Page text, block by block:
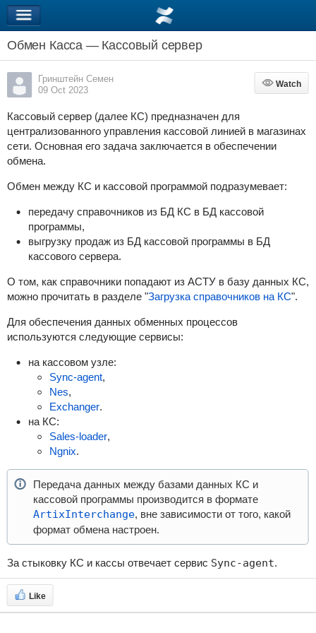
Обмен Касса — Кассовый сервер
Гринштейн Семен
09 Oct 2023
Watch
Watch
Кассовый сервер (далее КС) предназначен для
централизованного управления кассовой линией в магазинах
сети. Основная его задача заключается в обеспечении
обмена.
Обмен между КС и кассовой программой подразумевает:
передачу справочников из БД КС в БД кассовой
программы,
выгрузку продаж из БД кассовой программы в БД
кассового сервера.
О том, как справочники попадают из АСТУ в базу данных КС,
можно прочитать в разделе "Загрузка справочников на КС".
Для обеспечения данных обменных процессов
используются следующие сервисы:
на кассовом узле:
Sync-agent,
Nes,
Exchanger.
на КС:
Sales-loader,
Ngnix.
Передача данных между базами данных КС и
кассовой программы производится в формате
ArtixInterchange, вне зависимости от того, какой
формат обмена настроен.
За стыковку КС и кассы отвечает сервис Sync-agent.
Like